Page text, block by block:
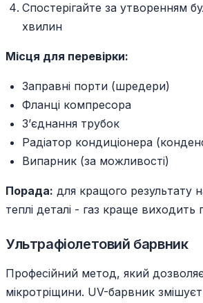
Спостерігайте за утворенням
хвилин
Місця для перевірки:
Заправні порти (шредери)
Фланці компресора
З’єднання трубок
Радіатор кондиціонера
Випарник (за можливості)
Порада: для кращого результату
теплі деталі - газ краще виходить
Ультрафіолетовий барвник
Професійний метод, який
мікротріщини. UV-барвник